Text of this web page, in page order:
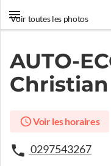
Voir toutes les photos
AUTO-
Christian
Voir les horaires
0297543267